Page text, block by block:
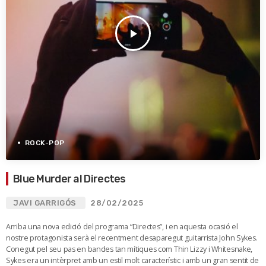
play_arrow
ROCK-POP
Blue Murder al Directes
JAVI GARRIGÓS 28/02/2025
Arriba una nova edició del programa “Directes”, i en aquesta ocasió el
nostre protagonista serà el recentment desaparegut guitarrista John Sykes.
Conegut pel seu pas en bandes tan mítiques com Thin Lizzy i Whitesnake,
Sykes era un intèrpret amb un estil molt característic i amb un gran sentit de